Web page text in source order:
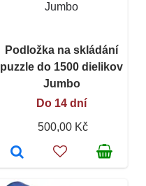
Jumbo
Podložka na skládání
puzzle do 1500 dielikov
Jumbo
Do 14 dní
500,00 Kč